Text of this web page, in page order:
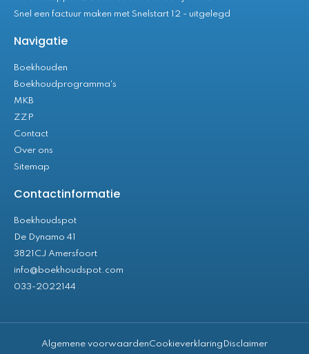
Snel een factuur maken met Snelstart 12 - uitgelegd
Navigatie
Boekhouden
Boekhoudprogramma's
MKB
ZZP
Contact
Over ons
Sitemap
Contactinformatie
Boekhoudspot
De Dynamo 41
3821CJ Amersfoort
info@boekhoudspot.com
033-2022144
Algemene voorwaardenCookieverklaring Disclaimer